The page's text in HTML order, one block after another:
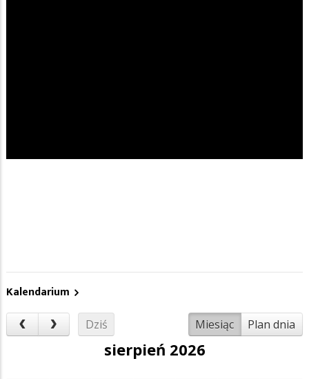
Kalendarium
Dziś Miesiąc Plan dnia
sierpień 2026